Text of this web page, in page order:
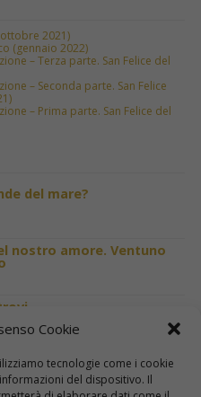
Cookie
tecnologie come i cookie
del dispositivo. Il
2021)
(gennaio 2022)
– Terza parte. San Felice del
– Seconda parte. San Felice
– Prima parte. San Felice del
del mare?
nostro amore. Ventuno
di Gesù